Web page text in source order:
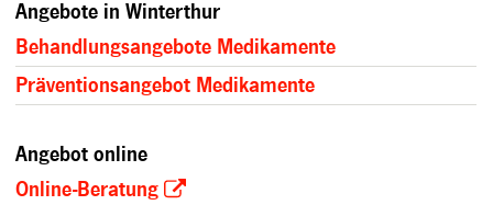
Angebote in Winterthur
Behandlungsangebote Medikamente
Präventionsangebot Medikamente
Angebot online
Online-Beratung